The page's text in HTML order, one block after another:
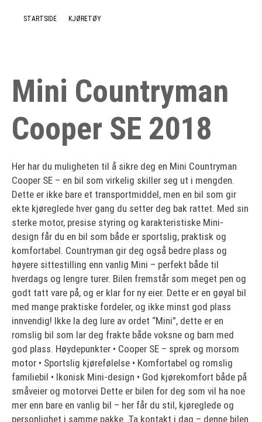
STARTSIDE KJØRETØY
Mini Countryman
Cooper SE 2018
Her har du muligheten til å sikre deg en Mini Countryman
Cooper SE – en bil som virkelig skiller seg ut i mengden.
Dette er ikke bare et transportmiddel, men en bil som gir
ekte kjøreglede hver gang du setter deg bak rattet. Med sin
sterke motor, presise styring og karakteristiske Mini-
design får du en bil som både er sportslig, praktisk og
komfortabel. Countryman gir deg også bedre plass og
høyere sittestilling enn vanlig Mini – perfekt både til
hverdags og lengre turer. Bilen fremstår som meget pen og
godt tatt vare på, og er klar for ny eier. Dette er en gøyal bil
med mange praktiske fordeler, og ikke minst god plass
innvendig! Ikke la deg lure av ordet “Mini”, dette er en
romslig bil som lar deg frakte både voksne og barn med
god plass. Høydepunkter • Cooper SE – sprek og morsom
motor • Sportslig kjørefølelse • Komfortabel og romslig
familiebil • Ikonisk Mini-design • God kjørekomfort både på
småveier og motorvei Dette er bilen for deg som vil ha noe
mer enn bare en vanlig bil – her får du stil, kjøreglede og
personlighet i samme pakke. Ta kontakt i dag – denne bilen